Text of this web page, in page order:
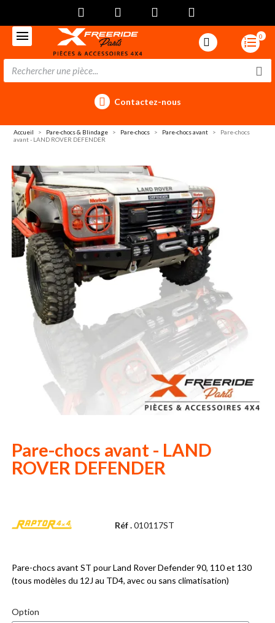
0
Contactez-nous
Accueil Pare-chocs & Blindage Pare-chocs Pare-chocs avant
Pare-chocs
avant - LAND ROVER DEFENDER
Pare-chocs avant - LAND
ROVER DEFENDER
Réf .010117ST
Pare-chocs avant ST pour Land Rover Defender 90, 110 et 130
(tous modèles du 12J au TD4, avec ou sans climatisation)
Option